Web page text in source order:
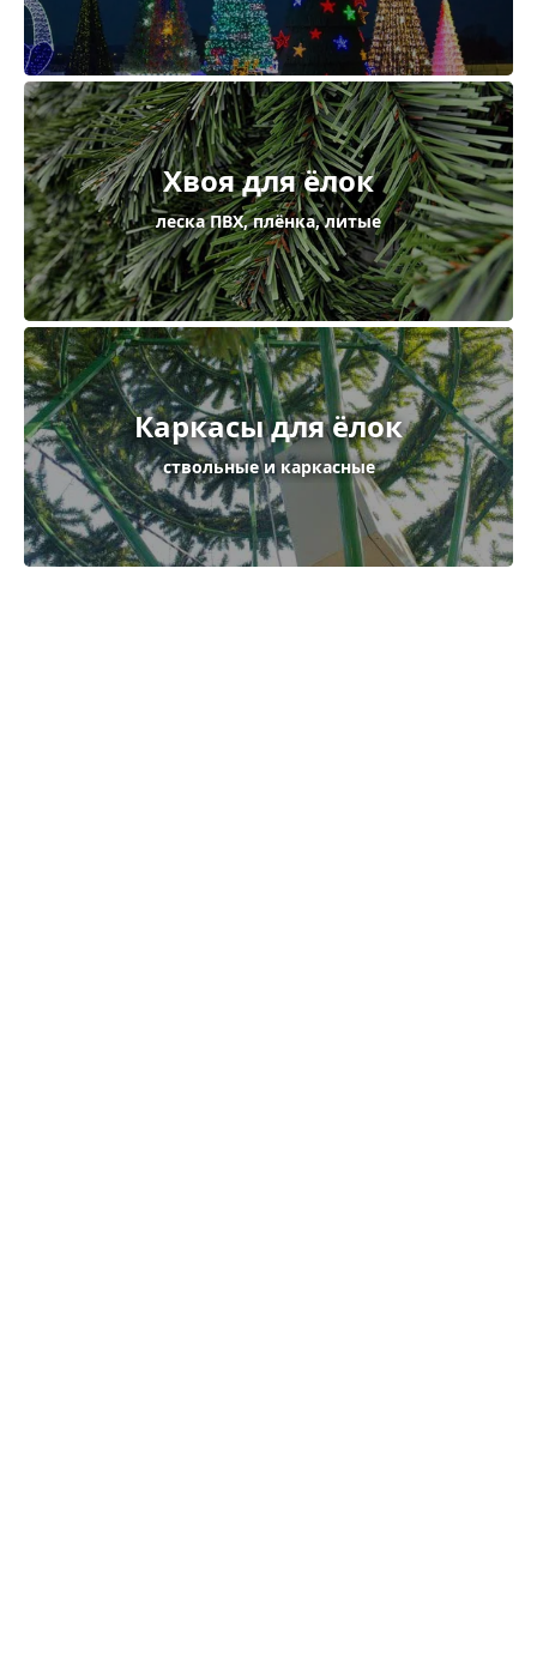
Хвоя для ёлок
леска ПВХ, плёнка, литые
Каркасы для ёлок
ствольные и каркасные